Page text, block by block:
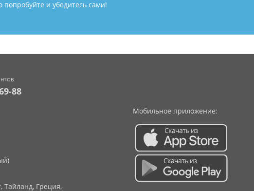
и убедитесь сами!
88
Тайланд, Греция,
Мобильное приложение: